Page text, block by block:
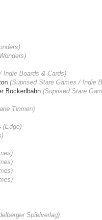
)
)
Indie Boards & Cards)
(Suprised Stare Games / Indie
Bockerlbahn (Suprised Stare
Tinmen)
(Edge)
Spielverlag)